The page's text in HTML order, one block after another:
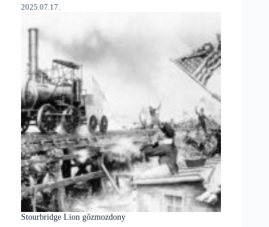
2025.07.17.
Stourbridge Lion gőzmozdony